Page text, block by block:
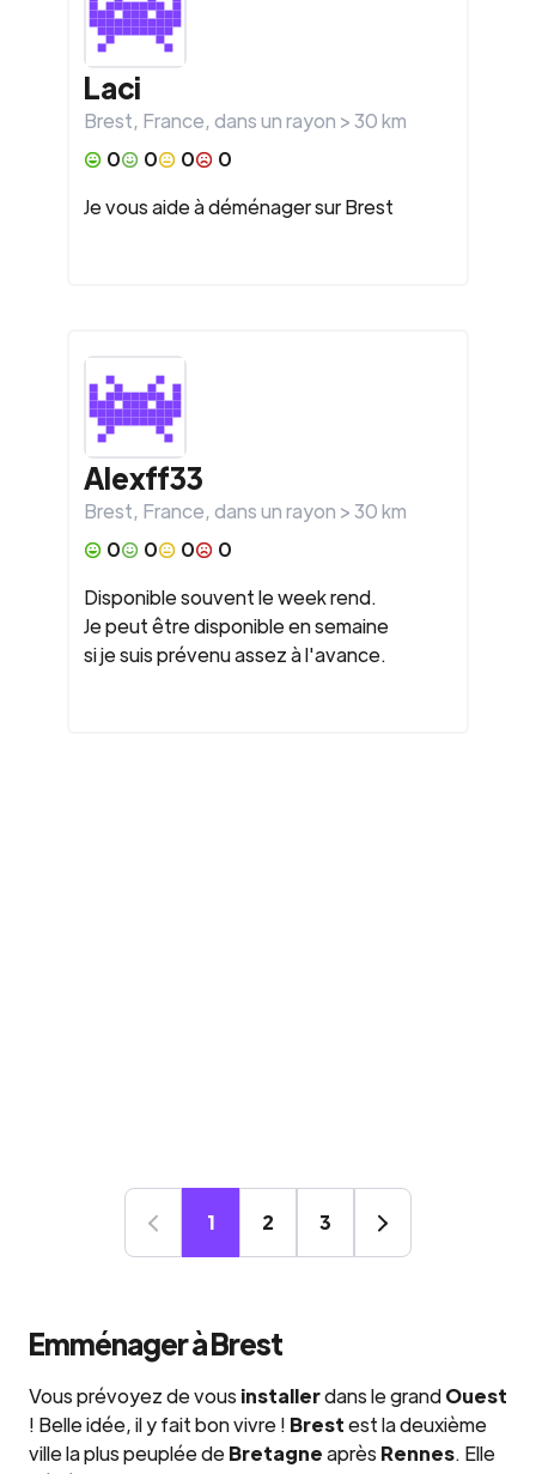
Laci
Brest, France, dans un rayon >30km
0
0 0
0
Je vous aide à déménager sur Brest
Alexff33
Brest, France, dans un rayon >30km
0
0 0
0
Disponible souvent le week rend.
Je peut être disponible en semaine
si je suis prévenu assez à l'avance.
1 2 3
Emménager à Brest
Vous prévoyez de vous installerdans le grandOuest
! Belle idée, il y fait bon vivre ! Brestest la deuxième
ville la plus peuplée deBretagneaprès Rennes. Elle